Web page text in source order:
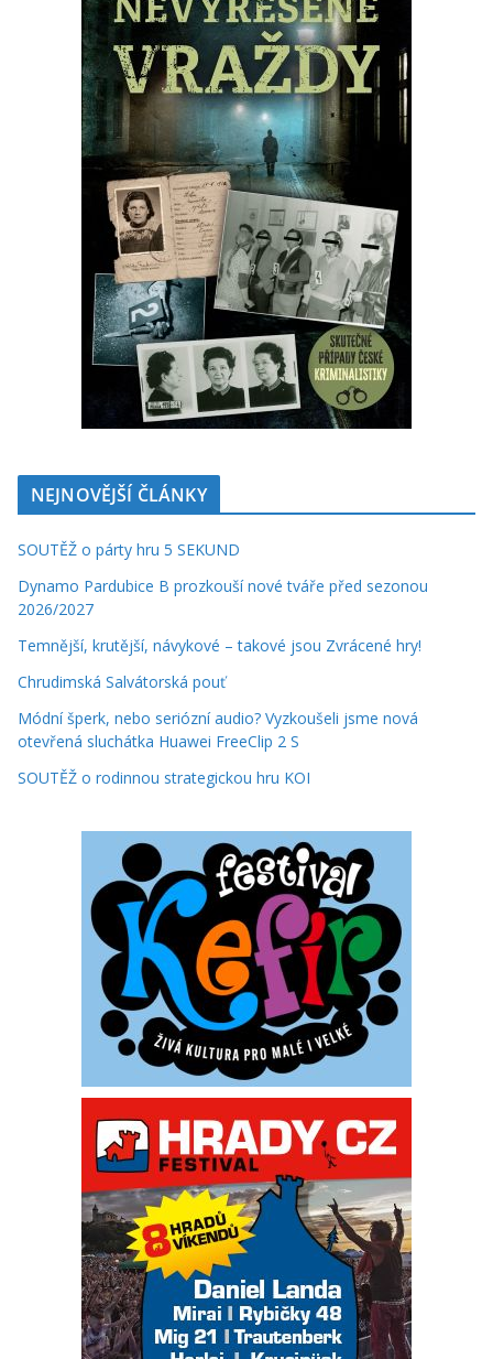
NEJNOVĚJŠÍ ČLÁNKY
SOUTĚŽ o párty hru 5 SEKUND
Dynamo Pardubice B prozkouší nové tváře před sezonou
2026/2027
Temnější, krutější, návykové – takové jsou Zvrácené hry!
Chrudimská Salvátorská pouť
Módní šperk, nebo seriózní audio? Vyzkoušeli jsme nová
otevřená sluchátka Huawei FreeClip 2 S
SOUTĚŽ o rodinnou strategickou hru KOI